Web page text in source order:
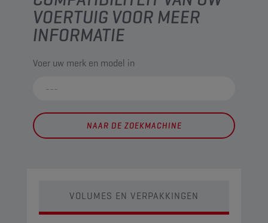
VOERTUIG VOOR MEER
INFORMATIE
Voer uw merk en model in
NAAR DE ZOEKMACHINE
VOLUMES EN VERPAKKINGEN